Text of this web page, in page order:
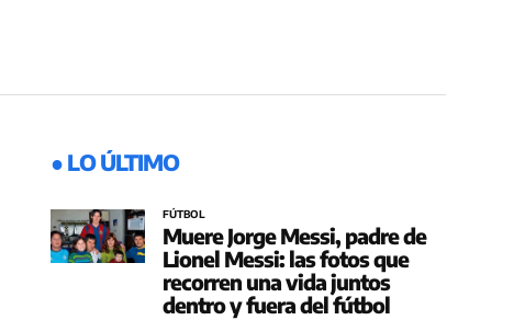
● LO ÚLTIMO
FÚTBOL
Muere Jorge Messi, padre de
Lionel Messi: las fotos que
recorren una vida juntos
dentro y fuera del fútbol